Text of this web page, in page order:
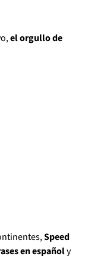
el orgullo de
Speed
en españoly